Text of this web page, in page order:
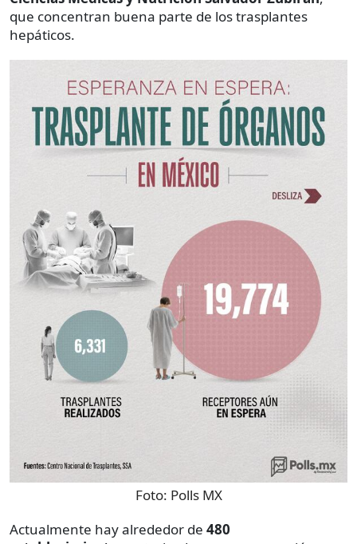
que concentran buena parte de los trasplantes
hepáticos.
Foto: Polls MX
Actualmente hay alrededor de 480